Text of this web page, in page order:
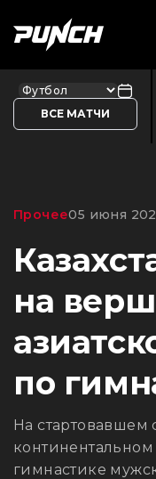
ВСЕ МАТЧИ
Прочее05 июня
на
по
На
гимнастике